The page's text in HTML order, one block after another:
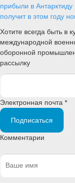
прибыли в Антарктиду
получит в этом году
Хотите всегда быть в
международной
оборонной
рассылку
Электронная почта *
Подписаться
Комментарии